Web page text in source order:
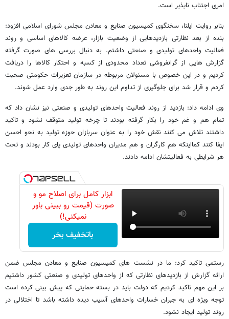
امری اجتناب ناپذیر است.
بنابر روایت ایلنا، سخنگوی کمیسیون صنایع و معادن مجلس شورای اسلامی افزود:
بنده از بعد نظارتی بازدیدهایی از وضعیت بازار، عرضه کالاهای اساسی و روند
فعالیت واحدهای تولیدی و صنعتی داشتم. به دنبال بررسی های صورت گرفته
گزارش هایی از گرانفروشی تعداد محدودی از کسبه و احتکار کالاها را دریافت
کردیم و در این خصوص با مسئولان مربوطه در سازمان تعزیرات حکومتی صحبت
کردم و قرار شد برای جلوگیری از تداوم این روند به طور جدی وارد عمل شوند.
وی ادامه داد: بازدید از روند فعالیت واحدهای تولیدی و صنعتی نیز نشان داد که
تمام هم و غم خود را بکار گرفته بودند تا چرخه تولید متوقف نشود و تاکید
داشتند تلاش می کنند نقش خود را به عنوان سربازان حوزه تولید به نحو احسن
ایفا کنند کمااینکه هم کارگران و هم مدیران واحدهای تولیدی پای کار بودند و تحت
هر شرایطی به فعالیتشان ادامه دادند.
ابزار کامل برای اصلاح مو و
صورت (قیمت رو ببینی باور
نمیکنی!)
باتخفیف بخر
رستمی تاکید کرد: ما در نشست های کمیسیون صنایع و معادن مجلس ضمن
ارائه گزارش از بازدیدهای نظارتی که از واحدهای تولیدی و صنعتی کشور داشتیم
بر این مهم تاکید کردیم که دولت باید در بسته حمایتی که پیش بینی کرده است
توجه ویژه ای به جبران خسارات واحدهای آسیب دیده داشته باشد تا اختلالی در
روند تولید ایجاد نشود.